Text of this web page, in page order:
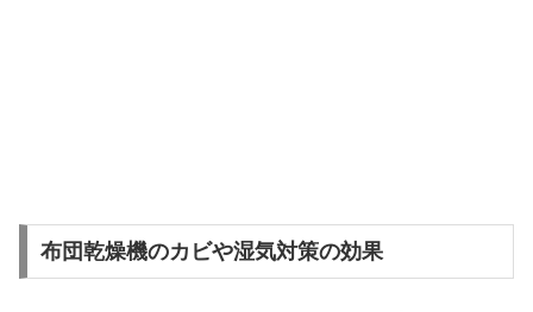
布団乾燥機のカビや湿気対策の効果